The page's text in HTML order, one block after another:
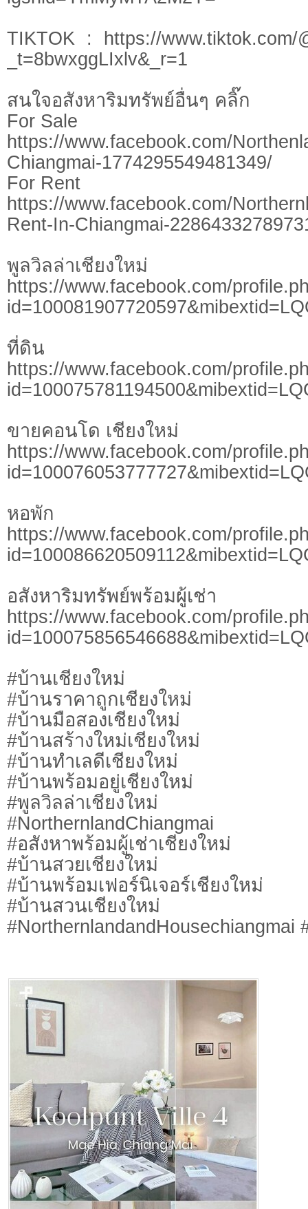
TIKTOK : https://www.tiktok.com/
_t=8bwxggLIxlv&_r=1
สนใจอสังหาริมทรัพย์อื่นๆ คลิ๊ก
For Sale
https://www.facebook.com/
Chiangmai-1774295549481349/
For Rent
https://www.facebook.com/
Rent-In-Chiangmai-
พูลวิลล่าเชียงใหม่
https://www.facebook.com/
ที่ดิน
https://www.facebook.com/
ขายคอนโด เชียงใหม่
https://www.facebook.com/
หอพัก
https://www.facebook.com/
อสังหาริมทรัพย์พร้อมผู้เช่า
https://www.facebook.com/
#บ้านเชียงใหม่
#บ้านราคาถูกเชียงใหม่
#บ้านมือสองเชียงใหม่
#บ้านสร้างใหม่เชียงใหม่
#บ้านทำเลดีเชียงใหม่
#บ้านพร้อมอยู่เชียงใหม่
#พูลวิลล่าเชียงใหม่
#NorthernlandChiangmai
#อสังหาพร้อมผู้เช่าเชียงใหม่
#บ้านสวยเชียงใหม่
#บ้านพร้อมเฟอร์นิเจอร์เชียงใหม่
#บ้านสวนเชียงใหม่
#NorthernlandandHousechiangmai